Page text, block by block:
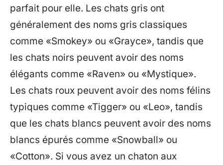
parfait pour elle. Les chats gris ont
généralement des noms gris classiques
comme «Smokey» ou «Grayce», tandis que
les chats noirs peuvent avoir des noms
élégants comme «Raven» ou «Mystique».
Les chats roux peuvent avoir des noms félins
typiques comme «Tigger» ou «Leo», tandis
que les chats blancs peuvent avoir des noms
blancs épurés comme «Snowball» ou
«Cotton». Si vous avez un chaton aux